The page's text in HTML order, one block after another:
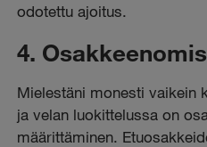
odotettu ajoitus.
4.
Mielestäni monesti vaikein
ja velan luokittelussa on
määrittäminen.